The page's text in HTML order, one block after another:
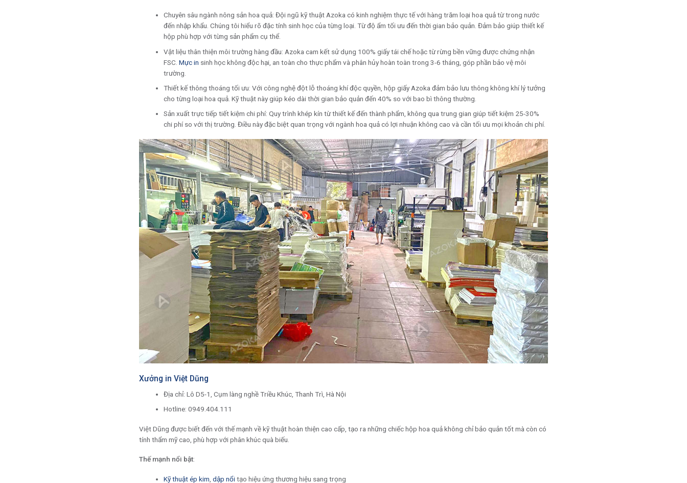
Chuyên sâu ngành nông sản hoa quả: Đội ngũ kỹ thuật Azoka có kinh nghiệm thực tế với hàng trăm loại hoa quả từ trong nước
đến nhập khẩu. Chúng tôi hiểu rõ đặc tính sinh học của từng loại. Từ độ ẩm tối ưu đến thời gian bảo quản. Đảm bảo giúp thiết kế
hộp phù hợp với từng sản phẩm cụ thể.
Vật liệu thân thiện môi trường hàng đầu: Azoka cam kết sử dụng 100% giấy tái chế hoặc từ rừng bền vững được chứng nhận
FSC. Mực in sinh học không độc hại, an toàn cho thực phẩm và phân hủy hoàn toàn trong 3-6 tháng, góp phần bảo vệ môi
trường.
Thiết kế thông thoáng tối ưu: Với công nghệ đột lỗ thoáng khí độc quyền, hộp giấy Azoka đảm bảo lưu thông không khí lý tưởng
cho từng loại hoa quả. Kỹ thuật này giúp kéo dài thời gian bảo quản đến 40% so với bao bì thông thường.
Sản xuất trực tiếp tiết kiệm chi phí: Quy trình khép kín từ thiết kế đến thành phẩm, không qua trung gian giúp tiết kiệm 25-30%
chi phí so với thị trường. Điều này đặc biệt quan trọng với ngành hoa quả có lợi nhuận không cao và cần tối ưu mọi khoản chi phí.
Xưởng in Việt Dũng
Địa chỉ: Lô D5-1, Cụm làng nghề Triều Khúc, Thanh Trì, Hà Nội
Hotline: 0949.404.111
Việt Dũng được biết đến với thế mạnh về kỹ thuật hoàn thiện cao cấp, tạo ra những chiếc hộp hoa quả không chỉ bảo quản tốt mà còn có
tính thẩm mỹ cao, phù hợp với phân khúc quà biếu.
Thế mạnh nổi bật:
Kỹ thuật ép kim dập nổitạo hiệu ứng thương hiệu sang trọng